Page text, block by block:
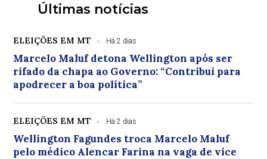
Últimas notícias
ELEIÇÕES EM MT Há 2 dias
Marcelo Maluf detona Wellington após ser
rifado da chapa ao Governo: “Contribui para
apodrecer a boa política”
ELEIÇÕES EM MT Há 2 dias
Wellington Fagundes troca Marcelo Maluf
pelo médico Alencar Farina na vaga de vice